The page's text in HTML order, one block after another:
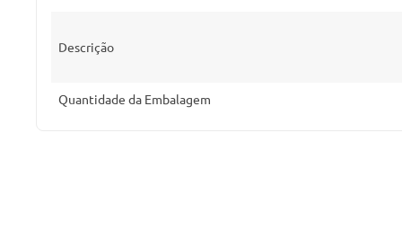
Descrição
Quantidade da Embalagem